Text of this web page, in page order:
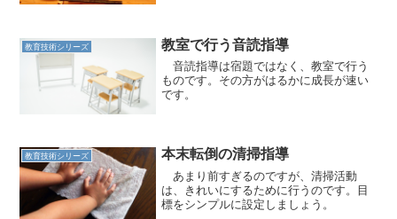
教育技術シリーズ 教室で行う音読指導
音読指導は宿題ではなく、教室で行う
ものです。その方がはるかに成長が速い
です。
教育技術シリーズ 本末転倒の清掃指導
あまり前すぎるのですが、清掃活動
は、きれいにするために行うのです。目
標をシンプルに設定しましょう。